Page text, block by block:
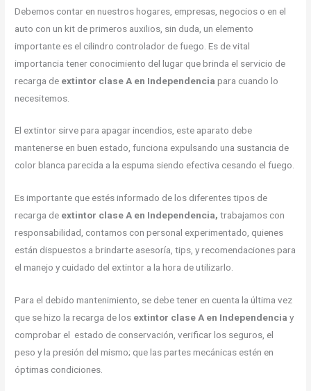
Debemos contar en nuestros hogares, empresas, negocios o en el
auto con un kit de primeros auxilios, sin duda, un elemento
importante es el cilindro controlador de fuego. Es de vital
importancia tener conocimiento del lugar que brinda el servicio de
recarga de extintor clase A en Independenciapara cuando lo
necesitemos.
El extintor sirve para apagar incendios, este aparato debe
mantenerse en buen estado, funciona expulsando una sustancia de
color blanca parecida a la espuma siendo efectiva cesando el fuego.
Es importante que estés informado de los diferentes tipos de
recarga de extintor clase A en Independencia,trabajamos con
responsabilidad, contamos con personal experimentado, quienes
están dispuestos a brindarte asesoría, tips, y recomendaciones para
el manejo y cuidado del extintor a la hora de utilizarlo.
Para el debido mantenimiento, se debe tener en cuenta la última vez
que se hizo la recarga de los extintor clase A en Independenciay
comprobar el estado de conservación, verificar los seguros, el
peso y la presión del mismo; que las partes mecánicas estén en
óptimas condiciones.